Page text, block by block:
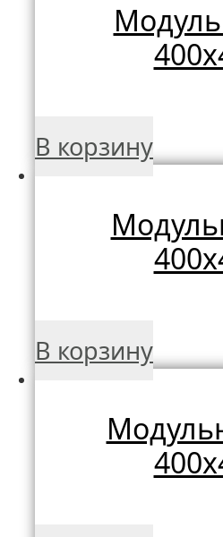
В корзину
В корзину